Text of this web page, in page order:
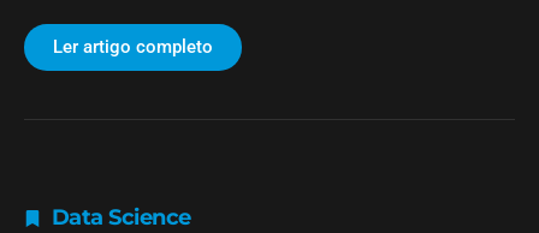
Ler artigo completo
Data Science